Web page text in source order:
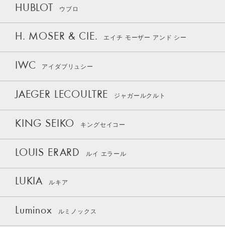
HUBLOT ウブロ
H. MOSER & CIE. エイチ モーザー アンド シー
IWC アイダブリュシー
JAEGER LECOULTRE ジャガールクルト
KING SEIKO キングセイコー
LOUIS ERARD ルイ エラール
LUKIA ルキア
Luminox ルミノックス